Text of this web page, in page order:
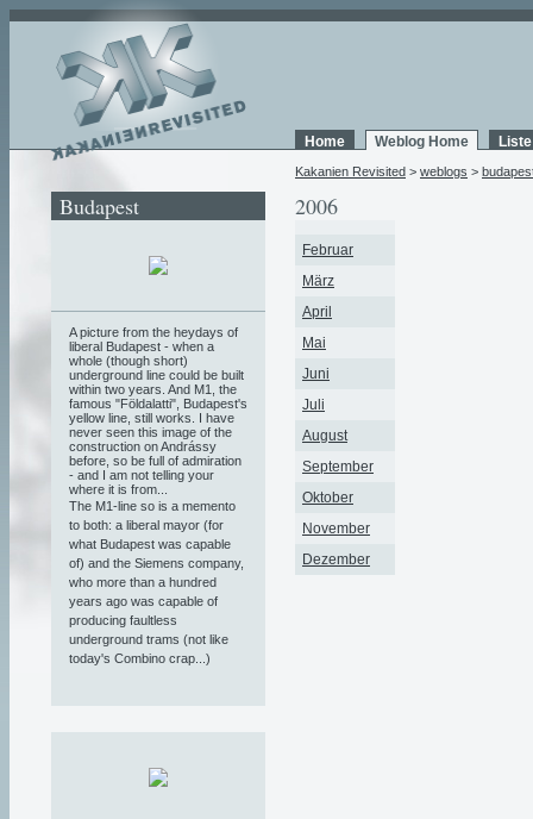
Home Weblog Home
Kakanien Revisited > weblogs >
2006
Februar
März
April
Mai
Juni
Juli
August
September
Oktober
November
Dezember
Budapest
A picture from the heydays of
liberal Budapest - when a
whole (though short)
underground line could be built
within two years. And M1, the
famous "Földalatti", Budapest's
yellow line, still works. I have
never seen this image of the
construction on Andrássy
before, so be full of admiration
- and I am not telling your
where it is from...
The M1-line so is a memento
to both: a liberal mayor (for
what Budapest was capable
of) and the Siemens company,
who more than a hundred
years ago was capable of
producing faultless
underground trams (not like
today's Combino crap...)